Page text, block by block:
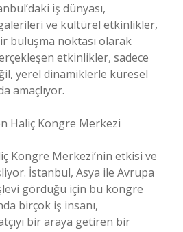
iş dünyası,
ve kültürel etkinlikler,
buluşma noktası olarak
etkinlikler, sadece
yerel dinamiklerle küresel
amaçlıyor.
Haliç Kongre Merkezi
Kongre Merkezi’nin etkisi ve
İstanbul, Asya ile Avrupa
gördüğü için bu kongre
birçok iş insanı,
bir araya getiren bir